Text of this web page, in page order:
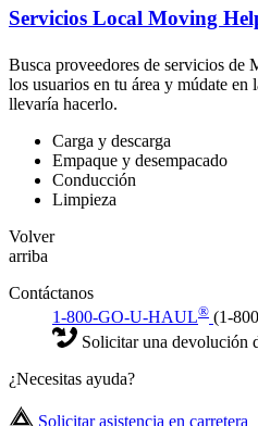
Servicios Local Moving
Busca proveedores de servicios de
los usuarios en tu área y múdate en
llevaría hacerlo.
Carga y descarga
Empaque y desempacado
Conducción
Limpieza
Volver
arriba
Contáctanos
1-800-GO-U-HAUL® (1-
Solicitar una devolución
¿Necesitas ayuda?
Solicitar asistencia en carretera